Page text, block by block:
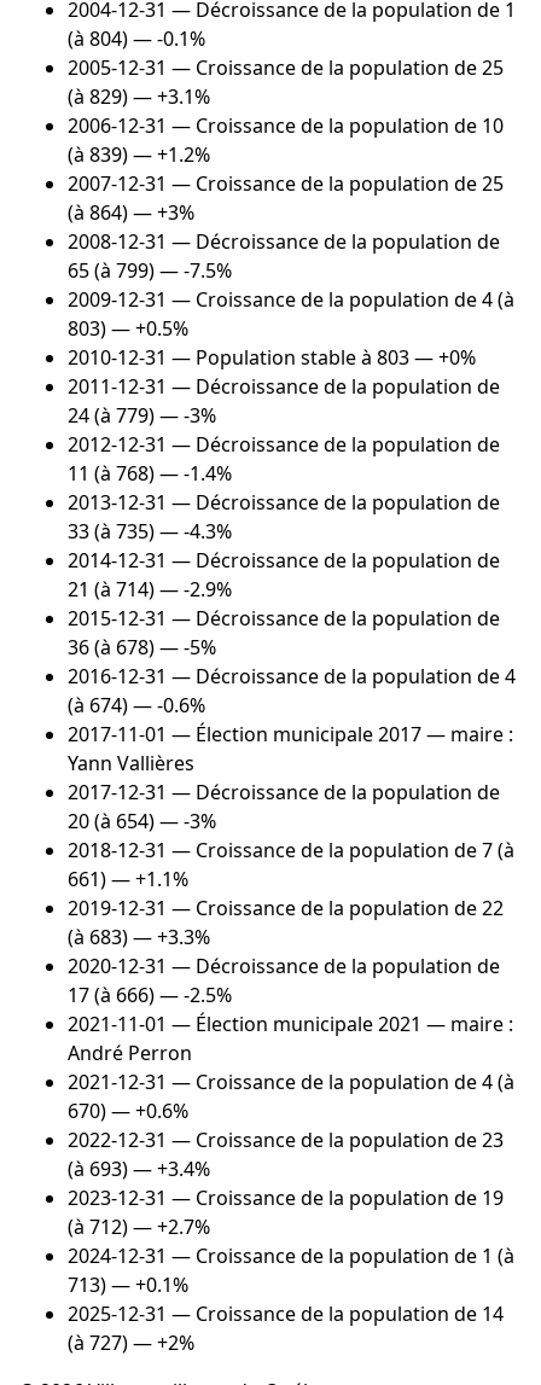
2004-12-31 — Décroissance de la population de 1
(à 804) — -0.1%
2005-12-31 — Croissance de la population de 25
(à 829) — +3.1%
2006-12-31 — Croissance de la population de 10
(à 839) — +1.2%
2007-12-31 — Croissance de la population de 25
(à 864) — +3%
2008-12-31 — Décroissance de la population de
65 (à 799) — -7.5%
2009-12-31 — Croissance de la population de 4 (à
803) — +0.5%
2010-12-31 — Population stable à 803 — +0%
2011-12-31 — Décroissance de la population de
24 (à 779) — -3%
2012-12-31 — Décroissance de la population de
11 (à 768) — -1.4%
2013-12-31 — Décroissance de la population de
33 (à 735) — -4.3%
2014-12-31 — Décroissance de la population de
21 (à 714) — -2.9%
2015-12-31 — Décroissance de la population de
36 (à 678) — -5%
2016-12-31 — Décroissance de la population de 4
(à 674) — -0.6%
2017-11-01 — Élection municipale 2017 — maire :
Yann Vallières
2017-12-31 — Décroissance de la population de
20 (à 654) — -3%
2018-12-31 — Croissance de la population de 7 (à
661) — +1.1%
2019-12-31 — Croissance de la population de 22
(à 683) — +3.3%
2020-12-31 — Décroissance de la population de
17 (à 666) — -2.5%
2021-11-01 — Élection municipale 2021 — maire :
André Perron
2021-12-31 — Croissance de la population de 4 (à
670) — +0.6%
2022-12-31 — Croissance de la population de 23
(à 693) — +3.4%
2023-12-31 — Croissance de la population de 19
(à 712) — +2.7%
2024-12-31 — Croissance de la population de 1 (à
713) — +0.1%
2025-12-31 — Croissance de la population de 14
(à 727) — +2%